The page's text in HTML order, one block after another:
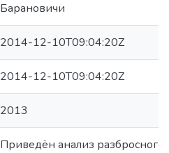
Барановичи
2014-12-10T09:04:20Z
2014-12-10T09:04:20Z
2013
Приведён анализ разбросного